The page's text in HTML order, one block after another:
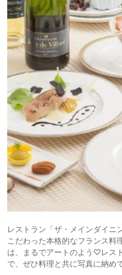
レストラン「ザ・メインダイニ
こだわった本格的なフランス料
は、まるでアートのよう♡レス
で、ぜひ料理と共に写真に納め